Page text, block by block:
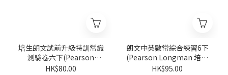
培生朗文試前升級特訓常識
測驗卷六下(Pearson
Longman 培生朗文)
HK$80.00
朗文中英數常綜合練習6下
(Pearson Longman 培生
朗文)
HK$95.00